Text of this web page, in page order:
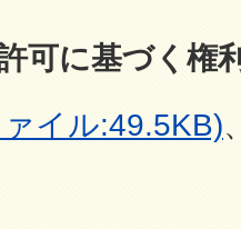
可に基づく権
イル:49.5KB)